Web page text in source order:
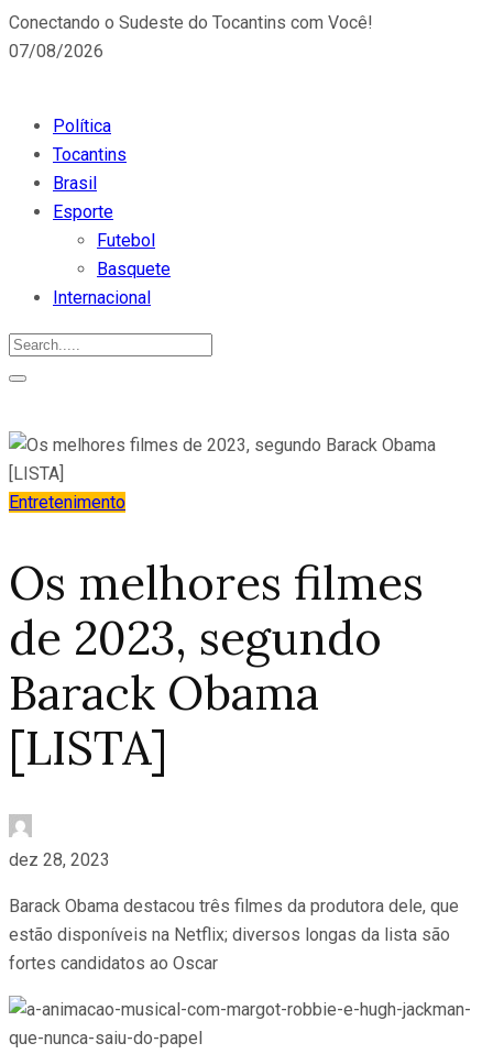
Conectando o Sudeste do Tocantins com Você!
07/08/2026
Política
Tocantins
Brasil
Esporte
Futebol
Basquete
Internacional
Entretenimento
Os melhores filmes
de 2023, segundo
Barack Obama
[LISTA]
dez 28, 2023
Barack Obama destacou três filmes da produtora dele, que
estão disponíveis na Netflix; diversos longas da lista são
fortes candidatos ao Oscar